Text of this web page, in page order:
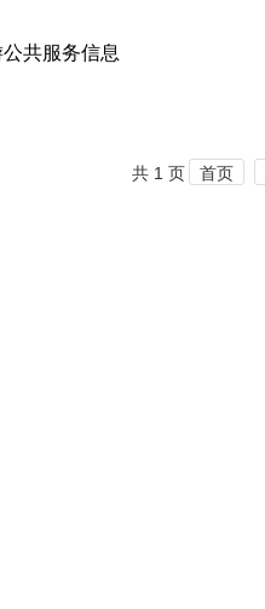
共服务信息
共 1 页 首页